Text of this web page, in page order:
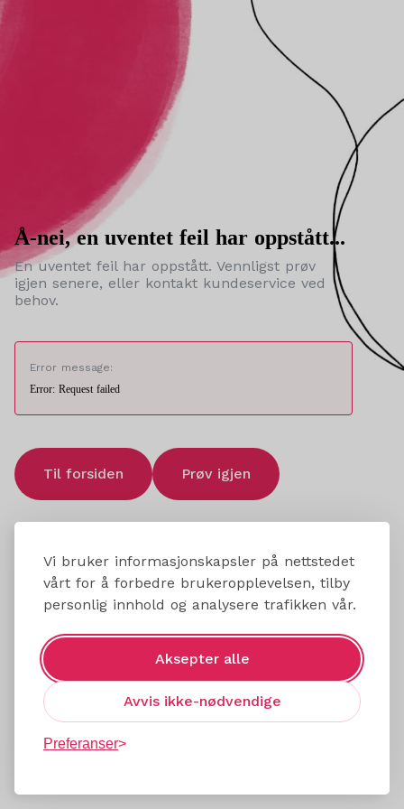
Vi bruker informasjonskapsler på nettstedet
vårt for å forbedre brukeropplevelsen, tilby
personlig innhold og analysere trafikken vår.
Aksepter alle
Avvis ikke-nødvendige
Preferanser
Å-nei, en uventet feil har oppstått...
En uventet feil har oppstått. Vennligst prøv
igjen senere, eller kontakt kundeservice ved
behov.
Error message:
Error: Request failed
Til forsiden Prøv igjen